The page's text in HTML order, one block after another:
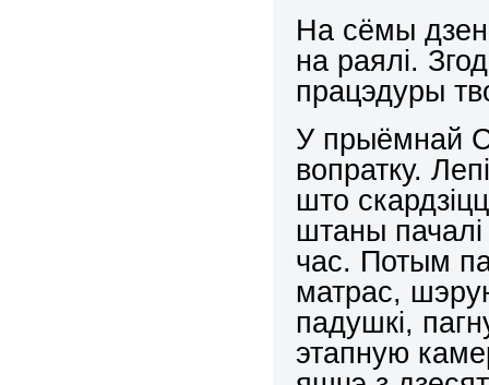
На сёмы
на раялі.
працэдуры
У прыёмнай
вопратку.
што
штаны пачалі
час. Потым
матрас,
падушкі,
этапную